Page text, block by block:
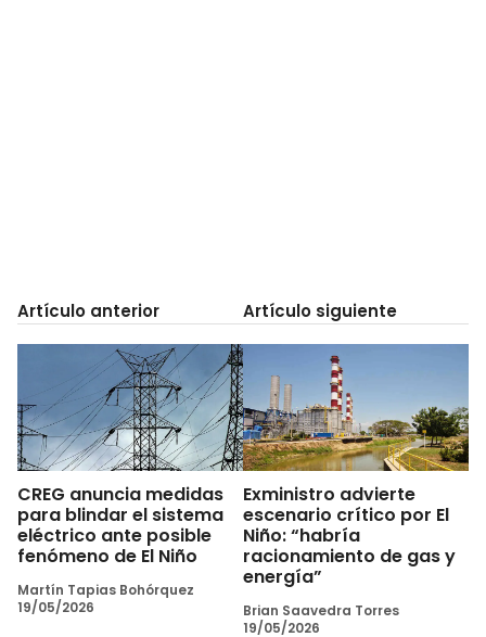
Artículo anterior
CREG anuncia medidas
para blindar el sistema
eléctrico ante posible
fenómeno de El Niño
Martín Tapias Bohórquez
19/05/2026
Artículo siguiente
Exministro advierte
escenario crítico por El
Niño: “habría
racionamiento de gas y
energía”
Brian Saavedra Torres
19/05/2026